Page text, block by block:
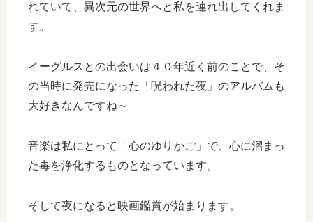
れていて、異次元の世界へと私を連れ出してくれま
す。
イーグルスとの出会いは４０年近く前のことで、そ
の当時に発売になった「呪われた夜」のアルバムも
大好きなんですね～
音楽は私にとって「心のゆりかご」で、心に溜まっ
た毒を浄化するものとなっています。
そして夜になると映画鑑賞が始まります。